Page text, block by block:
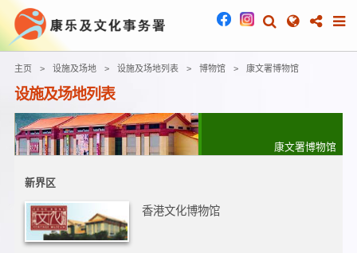
主页 设施及场地 设施及场地列表 博物馆 康文署博物馆
设施及场地列表
康文署博物馆
新界区
香港文化博物馆